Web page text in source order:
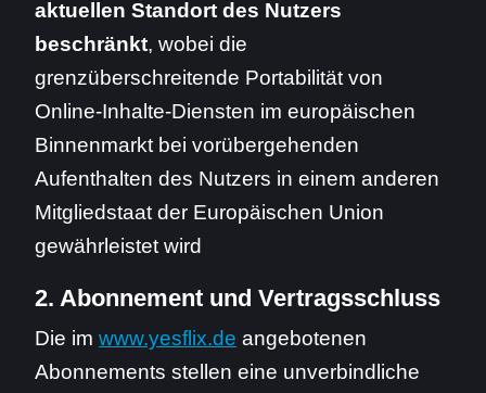
aktuellen Standort des Nutzers
beschränkt, wobei die
grenzüberschreitende Portabilität von
Online-Inhalte-Diensten im europäischen
Binnenmarkt bei vorübergehenden
Aufenthalten des Nutzers in einem anderen
Mitgliedstaat der Europäischen Union
gewährleistet wird
2. Abonnement und Vertragsschluss
Die im www.yesflix.de angebotenen
Abonnements stellen eine unverbindliche